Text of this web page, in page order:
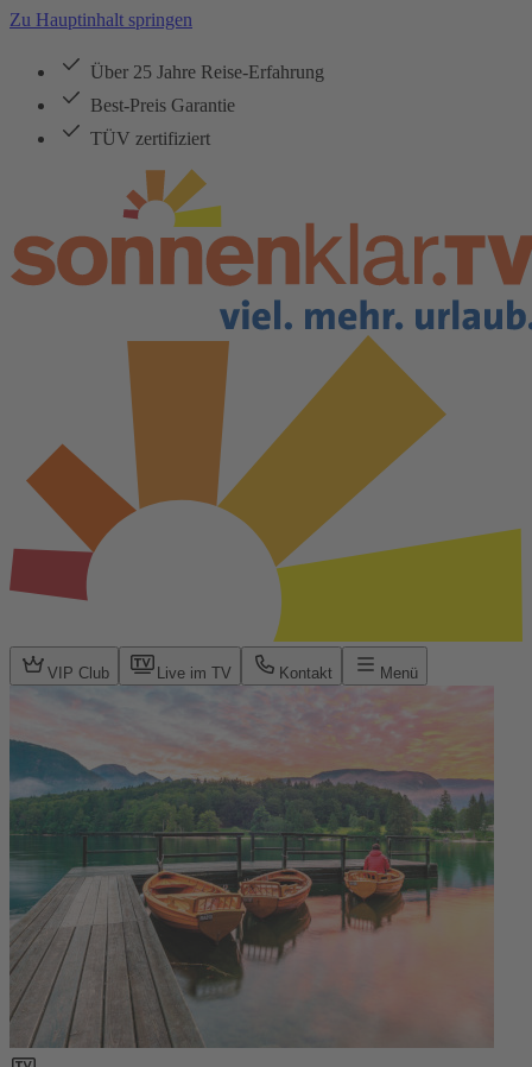
Zu Hauptinhalt springen
Über 25 Jahre Reise-Erfahrung
Best-Preis Garantie
TÜV zertifiziert
VIP Club Live im TV Kontakt Menü